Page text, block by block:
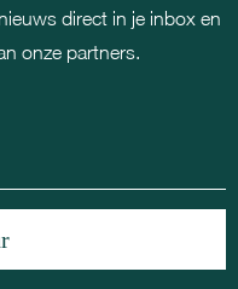
direct in je inbox en
onze partners.